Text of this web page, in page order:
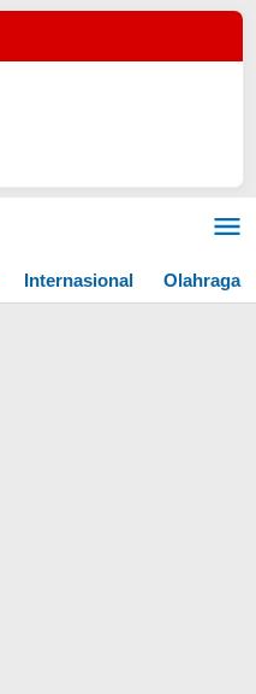
Internasional Olahraga